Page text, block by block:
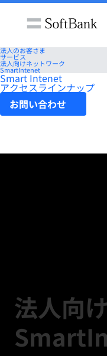
法人のお客さま
サービス
法人向けネットワーク
SmartIntenet
Smart Intenet
アクセスラインナップ
お問い合わせ
法人向